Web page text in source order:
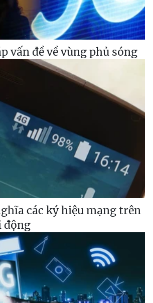
vấn đề về vùng phủ sóng
các ký hiệu mạng trên
động